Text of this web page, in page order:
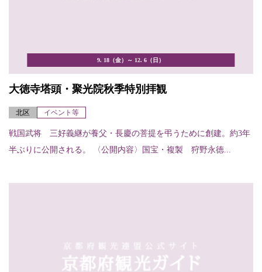
9. 18（金）～ 12. 6（日）
大徳寺塔頭・聚光院秋季特別拝観
北区 イベント等
戦国武将 三好義継が養父・長慶の菩提を弔うために創建。約3年
半ぶりに公開される。 〈公開内容〉国宝・複製 狩野永徳...